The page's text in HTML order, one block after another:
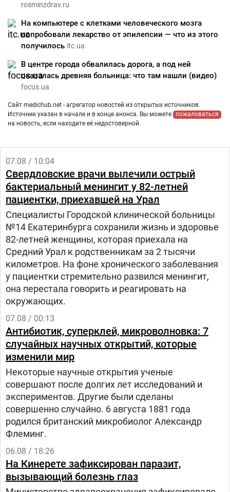
rosminzdrav.ru
На компьютере с клетками человеческого мозга
попробовали лекарство от эпилепсии — что из этого
получилось itc.ua
В центре города обвалилась дорога, а под ней
оказалась древняя больница: что там нашли (видео)
focus.ua
Сайт medichub.net - агрегатор новостей из открытых источников.
Источник указан в начале и в конце анонса. Вы можете
пожаловаться
на новость, если находите её недостоверной.
07.08 / 10:04
Свердловские врачи вылечили острый
бактериальный менингит у 82-летней
пациентки, приехавшей на Урал
Специалисты Городской клинической больницы
№14 Екатеринбурга сохранили жизнь и здоровье
82-летней женщины, которая приехала на
Средний Урал к родственникам за 2 тысячи
километров. На фоне хронического заболевания
у пациентки стремительно развился менингит,
она перестала говорить и реагировать на
окружающих.
07.08 / 00:13
Антибиотик, суперклей, микроволновка: 7
случайных научных открытий, которые
изменили мир
Некоторые научные открытия ученые
совершают после долгих лет исследований и
экспериментов. Другие были сделаны
совершенно случайно. 6 августа 1881 года
родился британский микробиолог Александр
Флеминг.
06.08 / 18:26
На Кинерете зафиксирован паразит,
вызывающий болезнь глаз